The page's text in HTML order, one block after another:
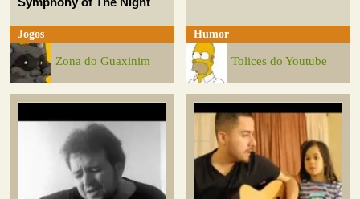
Jogos
Zona do Guaxinim
Humor
Tolices do Youtube